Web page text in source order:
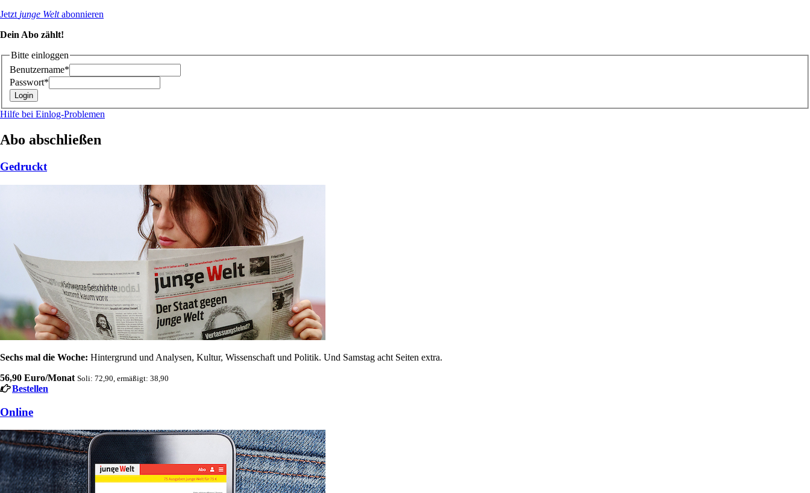
Jetzt junge Weltabonnieren
Dein Abo zählt!
Bitte einloggen
Benutzername*
Passwort*
Hilfe bei Einlog-Problemen
Abo abschließen
Gedruckt
Sechs mal die Woche: Hintergrund und Analysen, Kultur, Wissenschaft und Politik. Und Samstag acht Seiten extra.
56,90 Euro/Monat Soli: 72,90, ermäßigt: 38,90
Bestellen
Online